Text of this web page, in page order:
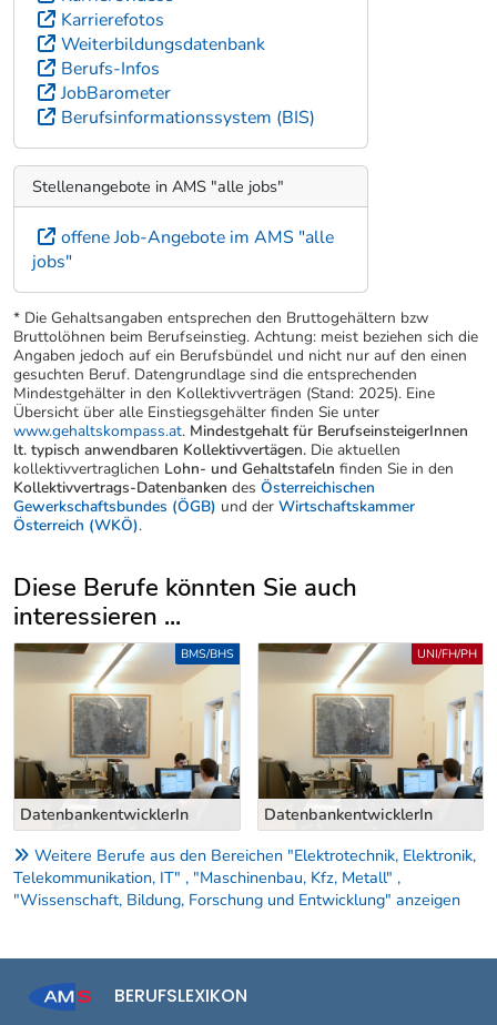
Karrierefotos
Weiterbildungsdatenbank
Berufs-Infos
JobBarometer
Berufsinformationssystem (BIS)
Stellenangebote in AMS "alle jobs"
offene Job-Angebote im AMS "alle
jobs"
* Die Gehaltsangaben entsprechen den Bruttogehältern bzw
Bruttolöhnen beim Berufseinstieg. Achtung: meist beziehen sich die
Angaben jedoch auf ein Berufsbündel und nicht nur auf den einen
gesuchten Beruf. Datengrundlage sind die entsprechenden
Mindestgehälter in den Kollektivverträgen (Stand: 2025). Eine
Übersicht über alle Einstiegsgehälter finden Sie unter
www.gehaltskompass.at. Mindestgehalt für BerufseinsteigerInnen
lt. typisch anwendbaren Kollektivvertägen. Die aktuellen
kollektivvertraglichen Lohn- und Gehaltstafeln finden Sie in den
Kollektivvertrags-Datenbanken des Österreichischen
Gewerkschaftsbundes (ÖGB) und der Wirtschaftskammer
Österreich (WKÖ).
Diese Berufe könnten Sie auch
interessieren ...
Uber weitere Berufsvorschläge
DatenbankentwicklerIn
BMS/BHS
DatenbankentwicklerIn
UNI/FH/PH
Weitere Berufe aus den Bereichen "Elektrotechnik, Elektronik,
Telekommunikation, IT" , "Maschinenbau, Kfz, Metall" ,
"Wissenschaft, Bildung, Forschung und Entwicklung" anzeigen
BERUFSLEXIKON